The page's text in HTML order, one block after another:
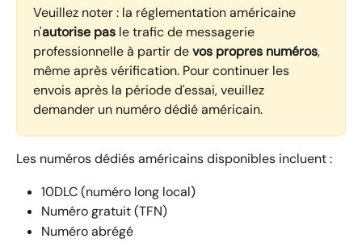
Veuillez noter : la réglementation américaine
n'autorise pas le trafic de messagerie
professionnelle à partir de vos propres numéros,
même après vérification. Pour continuer les
envois après la période d'essai, veuillez
demander un numéro dédié américain.
Les numéros dédiés américains disponibles incluent :
10DLC (numéro long local)
Numéro gratuit (TFN)
Numéro abrégé